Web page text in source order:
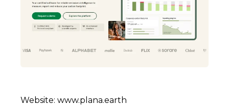
Website: www.plana.earth